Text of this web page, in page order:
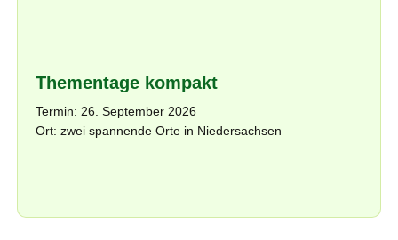
Thementage kompakt
Termin: 26. September 2026
Ort: zwei spannende Orte in Niedersachsen